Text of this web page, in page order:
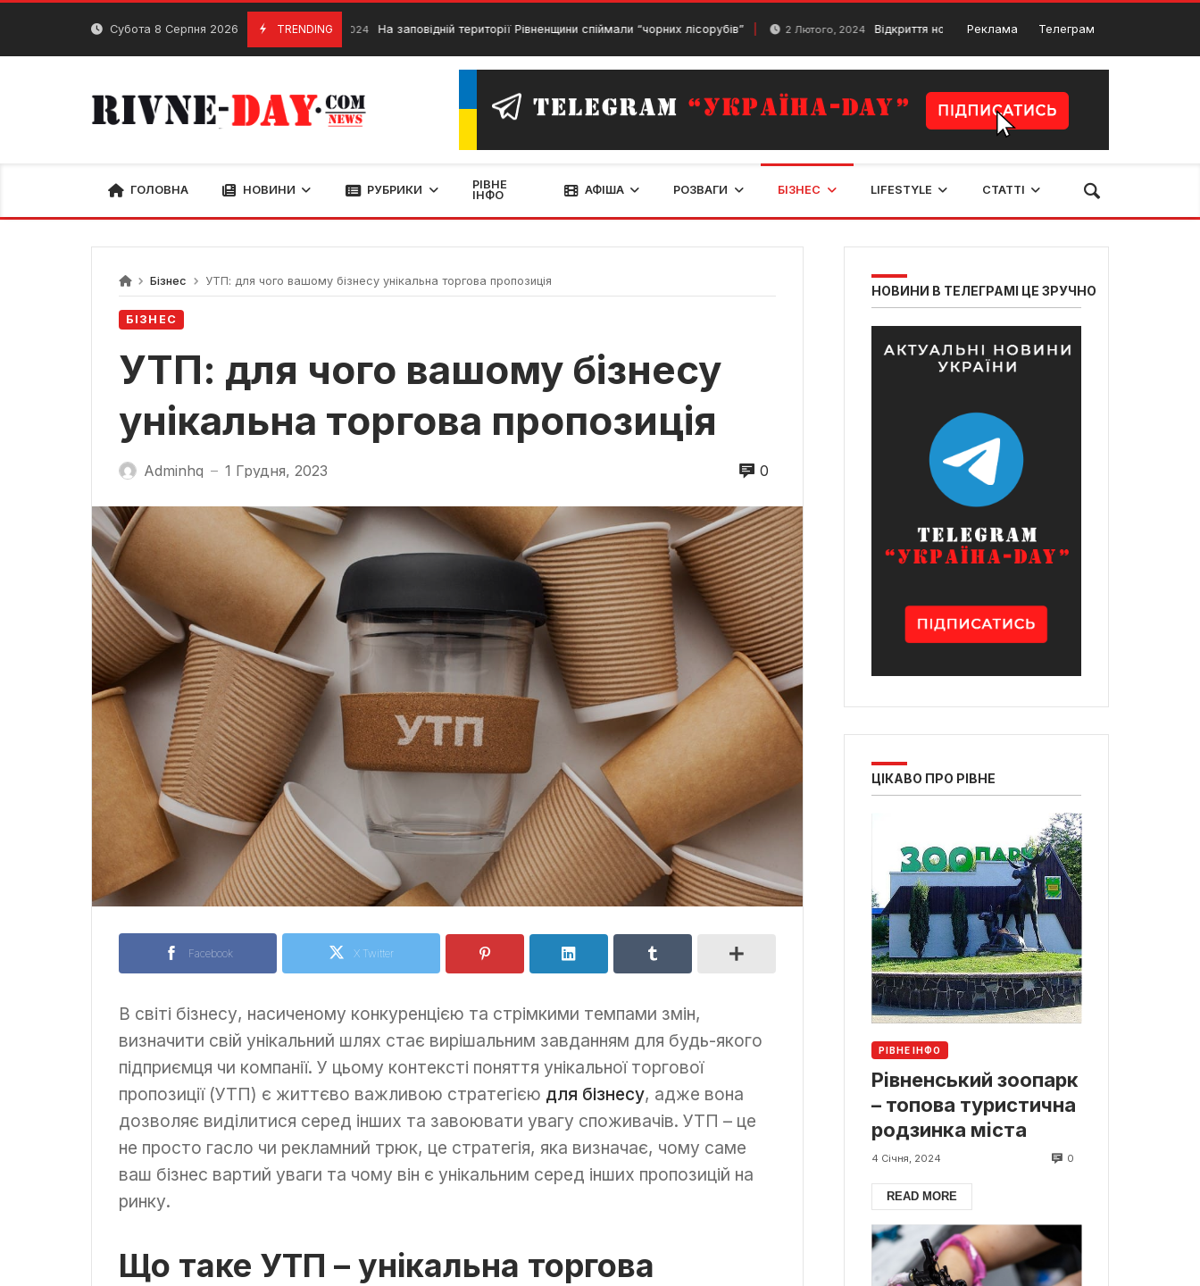
Skip
Субота 8 Серпня 2026 TRENDING
12 Березня, 2024 На заповідній території Рівненщини спіймали “чорних лісорубів” 2 Лютого, 2024 Відкриття нового молодіжного простору у Квасилеві
Реклама Телеграм
ГОЛОВНА НОВИНИ РУБРИКИ
РІВНЕ
ІНФО
АФІША РОЗВАГИ БІЗНЕС LIFESTYLE СТАТТІ
Бізнес УТП: для чого вашому бізнесу унікальна торгова пропозиція
БІЗНЕС
УТП: для чого вашому бізнесу
унікальна торгова пропозиція
Adminhq — 1 Грудня, 2023 0
Facebook X Twitter
В світі бізнесу, насиченому конкуренцією та стрімкими темпами змін,
визначити свій унікальний шлях стає вирішальним завданням для будь-якого
підприємця чи компанії. У цьому контексті поняття унікальної торгової
пропозиції (УТП) є життєво важливою стратегією для бізнесу, адже вона
дозволяє виділитися серед інших та завоювати увагу споживачів. УТП – це
не просто гасло чи рекламний трюк, це стратегія, яка визначає, чому саме
ваш бізнес вартий уваги та чому він є унікальним серед інших пропозицій на
ринку.
Що таке УТП – унікальна торгова
НОВИНИ В ТЕЛЕГРАМІ ЦЕ ЗРУЧНО
ЦІКАВО ПРО РІВНЕ
РІВНЕ ІНФО
Рівненський зоопарк
– топова туристична
родзинка міста
4 Січня, 2024 0
READ MORE